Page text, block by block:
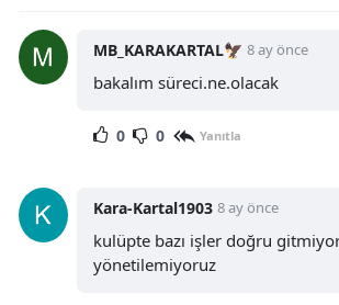
MB_KARAKARTAL🦅 8 ay önce
bakalım süreci.ne.olacak
0 0 Yanıtla
Kara-Kartal1903 8 ay önce
kulüpte bazı işler doğru
yönetilemiyoruz